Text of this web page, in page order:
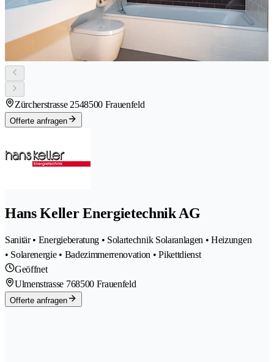
Zürcherstrasse 2548500 Frauenfeld
Offerte anfragen
Hans Keller Energietechnik AG
Sanitär • Energieberatung • Solartechnik Solaranlagen • Heizungen
• Solarenergie • Badezimmerrenovation • Pikettdienst
Geöffnet
Ulmenstrasse 768500 Frauenfeld
Offerte anfragen